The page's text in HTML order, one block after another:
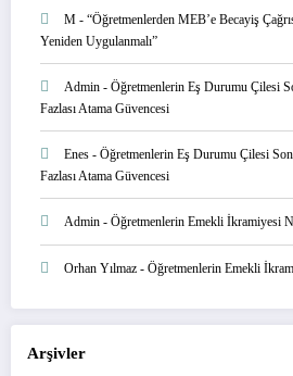
M - “Öğretmenlerden MEB’e Becayiş
Yeniden Uygulanmalı”
Admin - Öğretmenlerin Eş Durumu Çilesi
Fazlası Atama Güvencesi
Enes - Öğretmenlerin Eş Durumu Çilesi
Fazlası Atama Güvencesi
Admin - Öğretmenlerin Emekli İkramiyesi
Orhan Yılmaz - Öğretmenlerin Emekli
Arşivler